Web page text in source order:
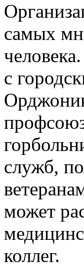
самых
с
служб,
может
коллег.